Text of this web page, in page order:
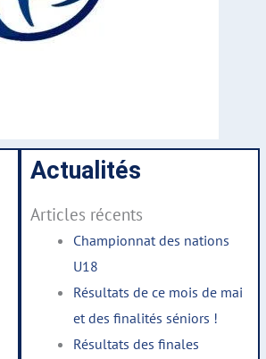
Actualités
Articles récents
Championnat des nations
U18
Résultats de ce mois de mai
et des finalités séniors !
Résultats des finales